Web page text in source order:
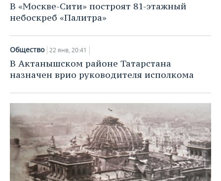
В «Москве-Сити» построят 81-этажный
небоскреб «Палитра»
Общество 22 янв, 20:41
В Актанышском районе Татарстана
назначен врио руководителя исполкома